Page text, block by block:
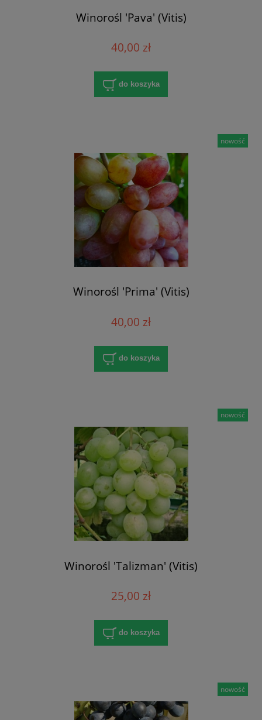
Winorośl 'Pava' (Vitis)
40,00 zł
do koszyka
Winorośl 'Prima' (Vitis)
40,00 zł
do koszyka
nowość
Winorośl 'Talizman' (Vitis)
25,00 zł
do koszyka
nowość
nowość